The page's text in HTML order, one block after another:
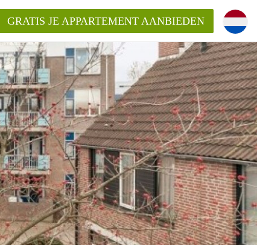
GRATIS JE APPARTEMENT AANBIEDEN